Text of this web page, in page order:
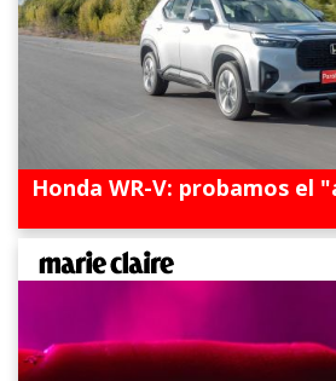
Honda WR-V: probamos el